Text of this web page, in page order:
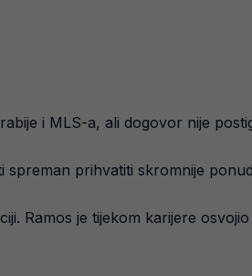
i MLS-a, ali dogovor nije
prihvatiti skromnije
Ramos je tijekom karijere